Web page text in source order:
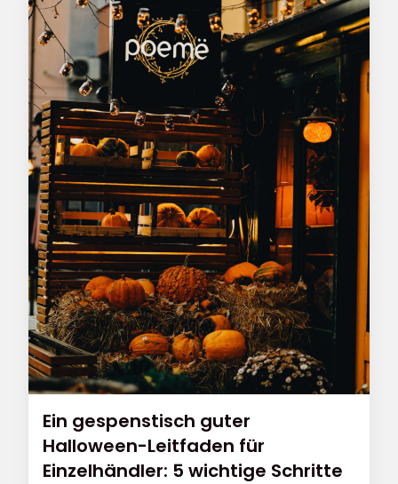
Ein gespenstisch guter
Halloween-Leitfaden für
Einzelhändler: 5 wichtige Schritte